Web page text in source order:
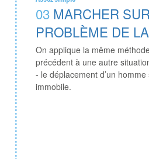
03 MARCHER
PROBLÈME DE
On applique la même
précédent à une autre
- le déplacement d’un
immobile.